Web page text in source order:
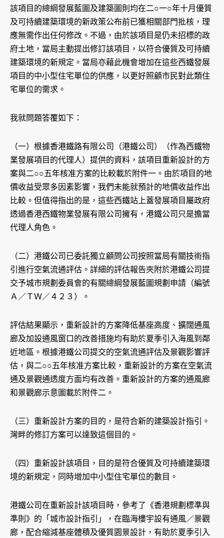
該項目的總綱發展藍圖及建築圖則均在二○一○年十月優質
及可持續建築環境的新政策公布前已獲相關部門批核，理
應無需作出任何修改。不過，由於該項目是仍未招標的政
府土地，當局主動提出修訂該項目，以符合優質及可持續
建築環境的新規定。當局亦藉此機會增加在這些西鐵發展
項目的中小型住宅單位的供應，以更好照顧市民對此類住
宅單位的需求。
我就問題答覆如下：
（一）根據香港鐵路有限公司（港鐵公司）（作為西鐵物
業發展項目的代理人）提供的資料，該項目重新設計的方
案與二○○五年核准方案的比較載於附件一。由於項目的地
價收益受眾多因素影響，我們未能就預計的地價收益作出
比較。但值得指出的是，這些西鐵站上蓋發展項目屬政府
透過香港西鐵物業發展有限公司擁有，港鐵公司只是擔當
代理人角色。
（二）港鐵公司已委託獨立顧問公司按照當局有關技術指
引進行空氣流通評估。詳細的評估報告夾附於港鐵公司提
交予城市規劃委員會的有關總綱發展藍圖規劃申請（編號
Ａ／ＴＷ／４２３）。
評估結果顯示，重新設計的方案降低基座高度、擴闊通風
廊及加設通風窗口的改善措施均有助於夏季引入海風到鄰
近地區。根據港鐵公司提交的空氣流通評估及景觀影響評
估，與二○○五年核准方案比較，重新設計的方案在空氣流
通及景觀通透度方面均有改善。重新設計的方案的通風廊
和景觀廊示意圖載於附件二。
（三）重新設計方案的目的，是符合新的建築設計指引。
灣畔的修訂方案可以達致這個目的。
（四）重新設計該項目，目的是符合優質及可持續建築環
境的新規定，同時增加中小型住宅單位的數目。
港鐵公司在重新設計該項目時，參考了《香港規劃標準與
準則》的「城市設計指引」，在臨海樓宇設有通風／景觀
廊，配合縮減基座體積及優質園景設計，有助於夏季引入